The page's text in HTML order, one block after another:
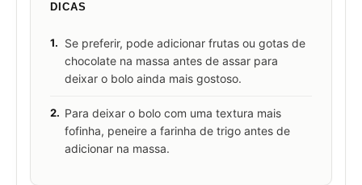
DICAS
1.
Se preferir, pode adicionar frutas ou gotas de
chocolate na massa antes de assar para
deixar o bolo ainda mais gostoso.
2. Para deixar o bolo com uma textura mais
fofinha, peneire a farinha de trigo antes de
adicionar na massa.